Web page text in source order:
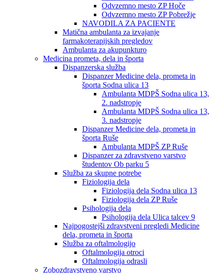
Odvzemno mesto ZP Hoče
Odvzemno mesto ZP Pobrežje
NAVODILA ZA PACIENTE
Matična ambulanta za izvajanje
farmakoterapijskih pregledov
Ambulanta za akupunkturo
Medicina prometa, dela in športa
Dispanzerska služba
Dispanzer Medicine dela, prometa in
športa Sodna ulica 13
Ambulanta MDPŠ Sodna ulica 13,
2. nadstropje
Ambulanta MDPŠ Sodna ulica 13,
3. nadstropje
Dispanzer Medicine dela, prometa in
športa Ruše
Ambulanta MDPŠ ZP Ruše
Dispanzer za zdravstveno varstvo
študentov Ob parku 5
Služba za skupne potrebe
Fiziologija dela
Fiziologija dela Sodna ulica 13
Fiziologija dela ZP Ruše
Psihologija dela
Psihologija dela Ulica talcev 9
Najpogostejši zdravstveni pregledi Medicine
dela, prometa in športa
Služba za oftalmologijo
Oftalmologija otroci
Oftalmologija odrasli
Zobozdravstveno varstvo